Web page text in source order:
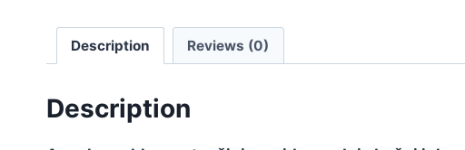
Description Reviews (0)
Description